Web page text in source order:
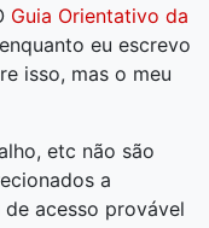
Guia Orientativo da
eu escrevo
isso, mas o meu
etc não são
a
acesso provável